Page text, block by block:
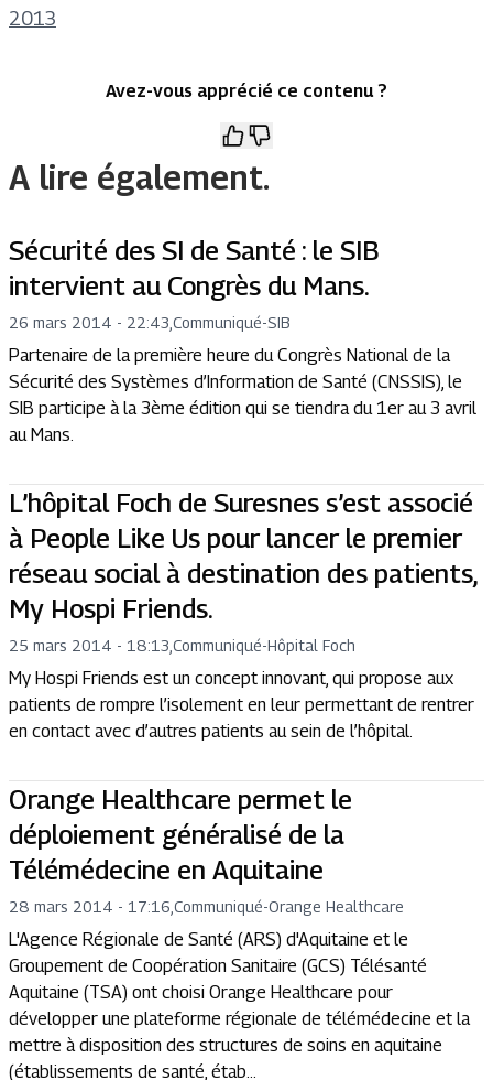
2013
Avez-vous apprécié ce contenu ?
A lire également.
Sécurité des SI de Santé : le SIB
intervient au Congrès du Mans.
26 mars 2014 - 22:43 Communiqué-SIB
Partenaire de la première heure du Congrès National de la
Sécurité des Systèmes d’Information de Santé (CNSSIS), le
SIB participe à la 3ème édition qui se tiendra du 1er au 3 avril
au Mans.
L’hôpital Foch de Suresnes s’est associé
à People Like Us pour lancer le premier
réseau social à destination des patients,
My Hospi Friends.
25 mars 2014 - 18:13 Communiqué-Hôpital Foch
My Hospi Friends est un concept innovant, qui propose aux
patients de rompre l’isolement en leur permettant de rentrer
en contact avec d’autres patients au sein de l’hôpital.
Orange Healthcare permet le
déploiement généralisé de la
Télémédecine en Aquitaine
28 mars 2014 - 17:16 Communiqué-Orange Healthcare
L'Agence Régionale de Santé (ARS) d'Aquitaine et le
Groupement de Coopération Sanitaire (GCS) Télésanté
Aquitaine (TSA) ont choisi Orange Healthcare pour
développer une plateforme régionale de télémédecine et la
mettre à disposition des structures de soins en aquitaine
(établissements de santé, étab...